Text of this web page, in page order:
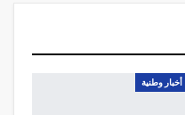
أخبار وطنية